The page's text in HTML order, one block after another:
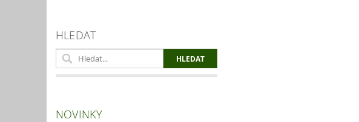
HLEDAT
NOVINKY